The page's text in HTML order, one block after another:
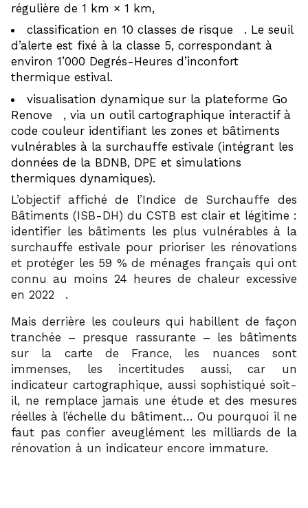
régulière de 1 km × 1 km,
classification en 10 classes de risque
. Le seuil
d’alerte est fixé à la classe 5, correspondant à
environ 1’000 Degrés-Heures d’inconfort
thermique estival.
visualisation dynamique sur la plateforme Go
Renove
, via un outil cartographique interactif à
code couleur identifiant les zones et bâtiments
vulnérables à la surchauffe estivale (intégrant les
données de la BDNB, DPE et simulations
thermiques dynamiques).
L’objectif affiché de l’Indice de Surchauffe des
Bâtiments (ISB-DH) du CSTB est clair et légitime :
identifier les bâtiments les plus vulnérables à la
surchauffe estivale pour prioriser les rénovations
et protéger les 59 % de ménages français qui ont
connu au moins 24 heures de chaleur excessive
en 2022
.
Mais derrière les couleurs qui habillent de façon
tranchée – presque rassurante – les bâtiments
sur la carte de France, les nuances sont
immenses, les incertitudes aussi, car un
indicateur cartographique, aussi sophistiqué soit-
il, ne remplace jamais une étude et des mesures
réelles à l’échelle du bâtiment… Ou pourquoi il ne
faut pas confier aveuglément les milliards de la
rénovation à un indicateur encore immature.